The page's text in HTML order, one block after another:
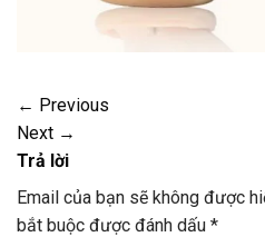
← Previous
Next →
Trả lời
Email của bạn sẽ không được
bắt buộc được đánh dấu *